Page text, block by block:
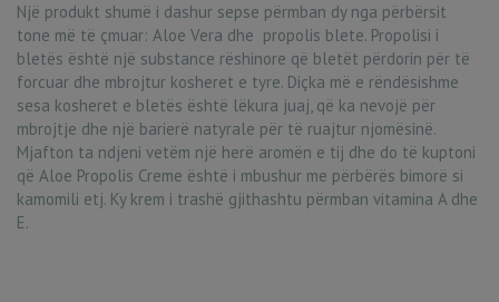
Një produkt shumë i dashur sepse përmban dy nga përbërsit
tone më të çmuar: Aloe Vera dhe propolis blete. Propolisi i
bletës është një substance rëshinore që bletët përdorin për të
forcuar dhe mbrojtur kosheret e tyre. Diçka më e rëndësishme
sesa kosheret e bletës është lëkura juaj, që ka nevojë për
mbrojtje dhe një barierë natyrale për të ruajtur njomësinë.
Mjafton ta ndjeni vetëm një herë aromën e tij dhe do të kuptoni
që Aloe Propolis Creme është i mbushur me përbërës bimorë si
kamomili etj. Ky krem i trashë gjithashtu përmban vitamina A dhe
E.